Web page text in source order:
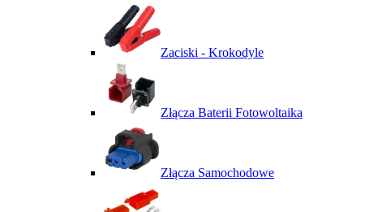
Zaciski - Krokodyle
Złącza Baterii Fotowoltaika
Złącza Samochodowe